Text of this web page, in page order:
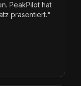
PeakPilot hat
präsentiert."